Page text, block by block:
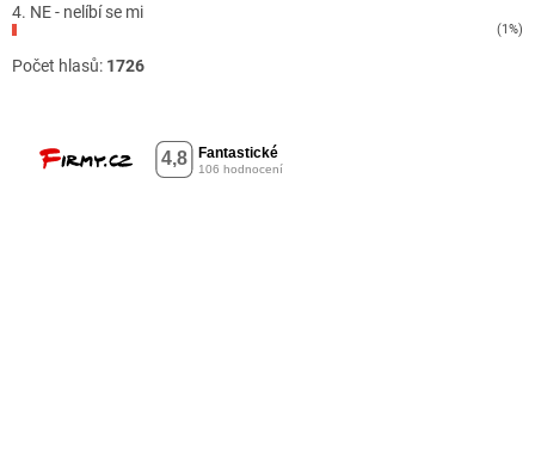
4. NE - nelíbí se mi
(1%)
Počet hlasů: 1726